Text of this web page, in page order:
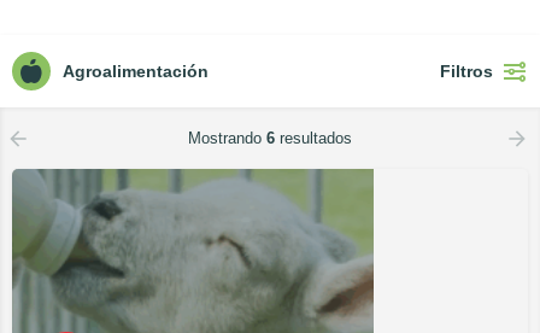
Agroalimentación Filtros
Mostrando 6 resultados